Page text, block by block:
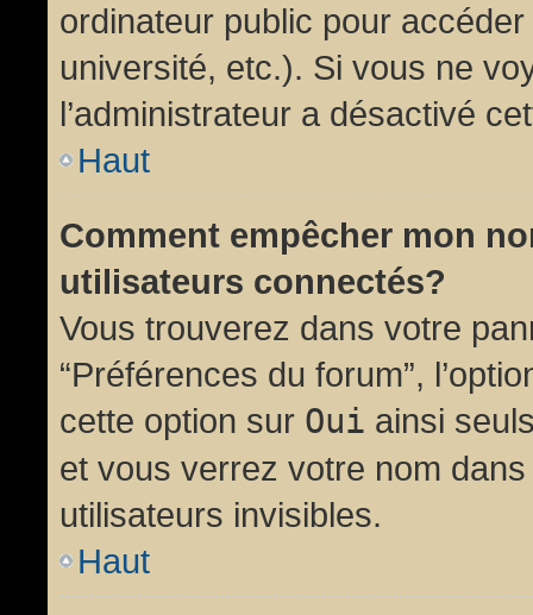
ordinateur public pour
université, etc.). Si vous ne
l’administrateur a désactivé
Haut
Comment empêcher mon
utilisateurs connectés?
Vous trouverez dans votre
“Préférences du forum”,
cette option sur Oui ainsi
et vous verrez votre nom
utilisateurs invisibles.
Haut